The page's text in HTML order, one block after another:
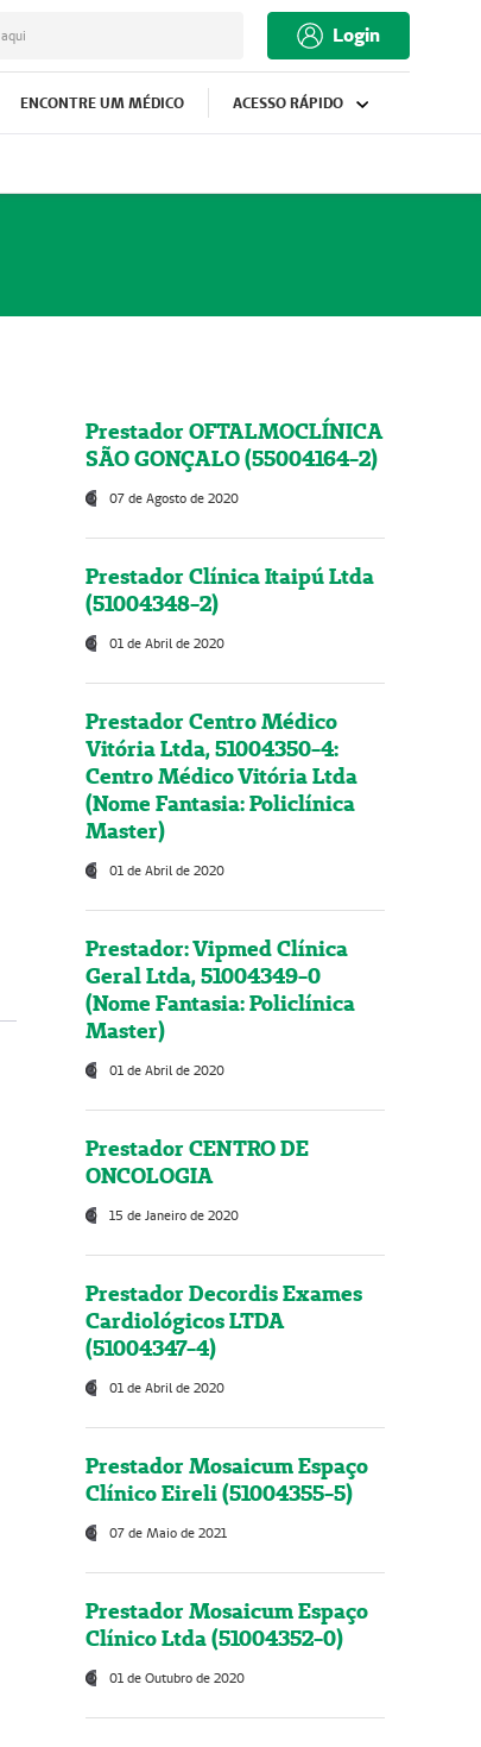
Login
ENCONTRE UM MÉDICO ACESSO RÁPIDO
Prestador OFTALMOCLÍNICA
SÃO GONÇALO (55004164-2)
07 de Agosto de 2020
Prestador Clínica Itaipú Ltda
(51004348-2)
01 de Abril de 2020
Prestador Centro Médico
Vitória Ltda, 51004350-4:
Centro Médico Vitória Ltda
(Nome Fantasia: Policlínica
Master)
01 de Abril de 2020
Prestador: Vipmed Clínica
Geral Ltda, 51004349-0
(Nome Fantasia: Policlínica
Master)
01 de Abril de 2020
Prestador CENTRO DE
ONCOLOGIA
15 de Janeiro de 2020
Prestador Decordis Exames
Cardiológicos LTDA
(51004347-4)
01 de Abril de 2020
Prestador Mosaicum Espaço
Clínico Eireli (51004355-5)
07 de Maio de 2021
Prestador Mosaicum Espaço
Clínico Ltda (51004352-0)
01 de Outubro de 2020